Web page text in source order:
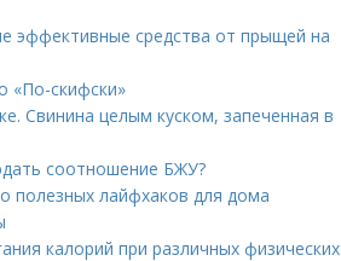
эффективные средства от прыщей на
«По-скифски»
Свинина целым куском, запеченная в
соотношение БЖУ?
полезных лайфхаков для дома
калорий при различных физических